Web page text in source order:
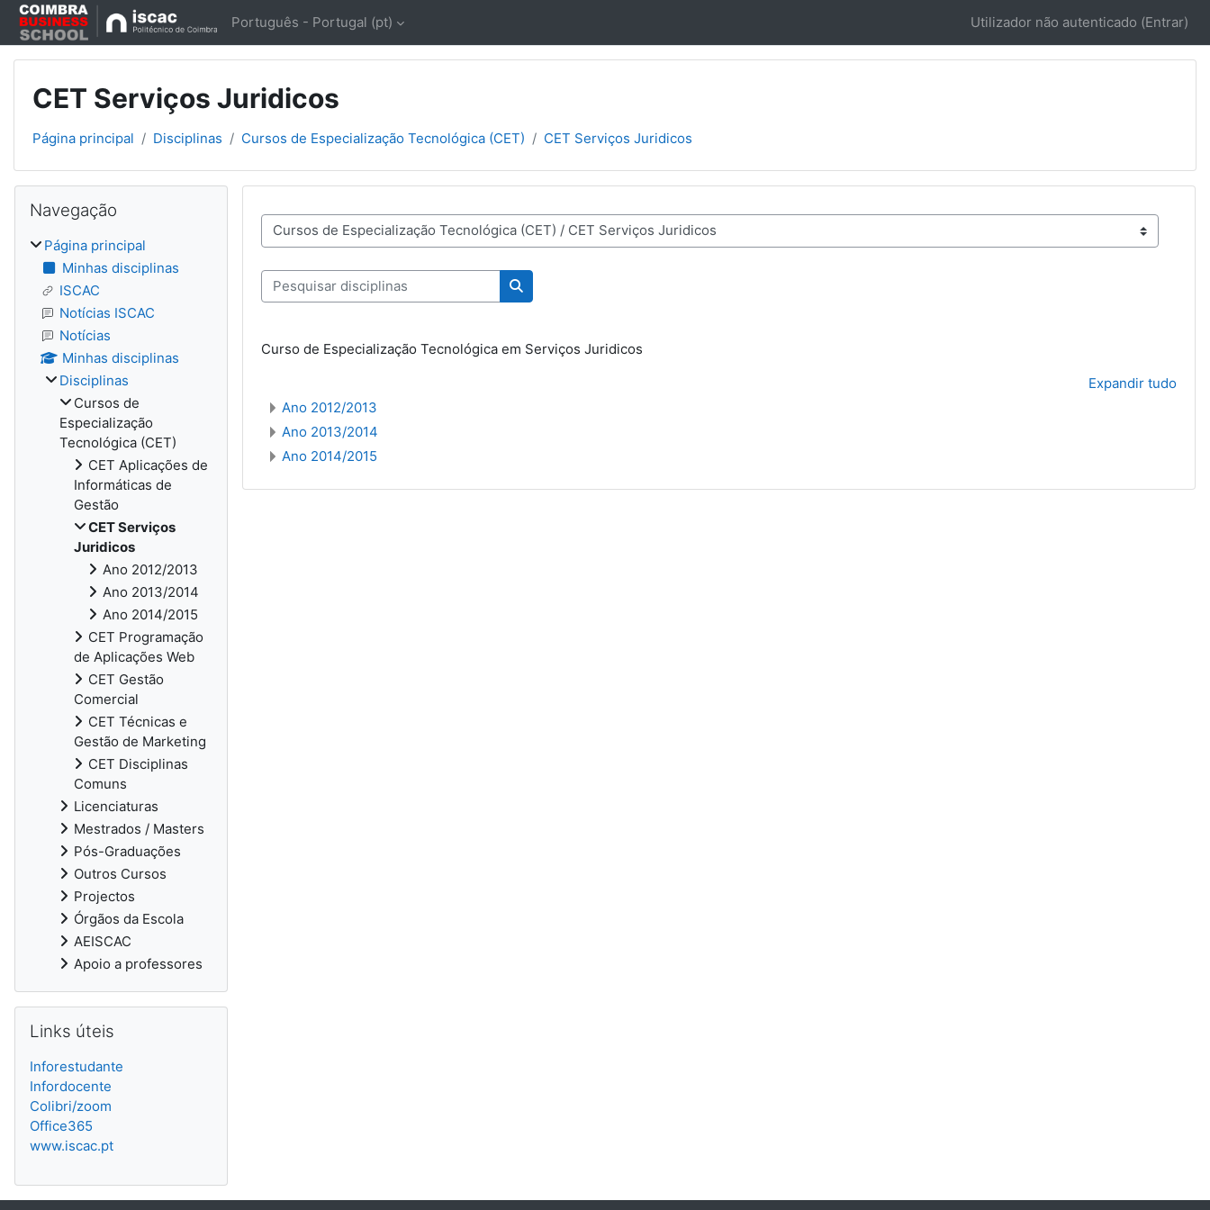
Ir para o conteúdo principal
Português - Portugal ‎(pt)‎ Utilizador não autenticado (Entrar)
CET Serviços Juridicos
Página principal Disciplinas Cursos de Especialização Tecnológica (CET) CET Serviços Juridicos
Categorias de disciplinas
Pesquisar disciplinas
Pesquisar disciplinas
Curso de Especialização Tecnológica em Serviços Juridicos
Expandir tudo
Ano 2012/2013
Ano 2013/2014
Ano 2014/2015
Blocos
Navegação
Página principal
Minhas disciplinas
ISCAC
Notícias ISCAC
Notícias
Minhas disciplinas
Disciplinas
Cursos de
Especialização
Tecnológica (CET)
CET Aplicações de
Informáticas de
Gestão
CET Serviços
Juridicos
Ano 2012/2013
Ano 2013/2014
Ano 2014/2015
CET Programação
de Aplicações Web
CET Gestão
Comercial
CET Técnicas e
Gestão de Marketing
CET Disciplinas
Comuns
Licenciaturas
Mestrados / Masters
Pós-Graduações
Outros Cursos
Projectos
Órgãos da Escola
AEISCAC
Apoio a professores
Links úteis
Inforestudante
Infordocente
Colibri/zoom
Office365
www.iscac.pt